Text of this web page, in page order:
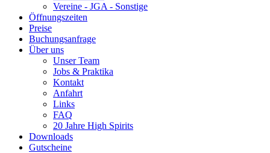
Vereine - JGA - Sonstige
Öffnungszeiten
Preise
Buchungsanfrage
Über uns
Unser Team
Jobs & Praktika
Kontakt
Anfahrt
Links
FAQ
20 Jahre High Spirits
Downloads
Gutscheine